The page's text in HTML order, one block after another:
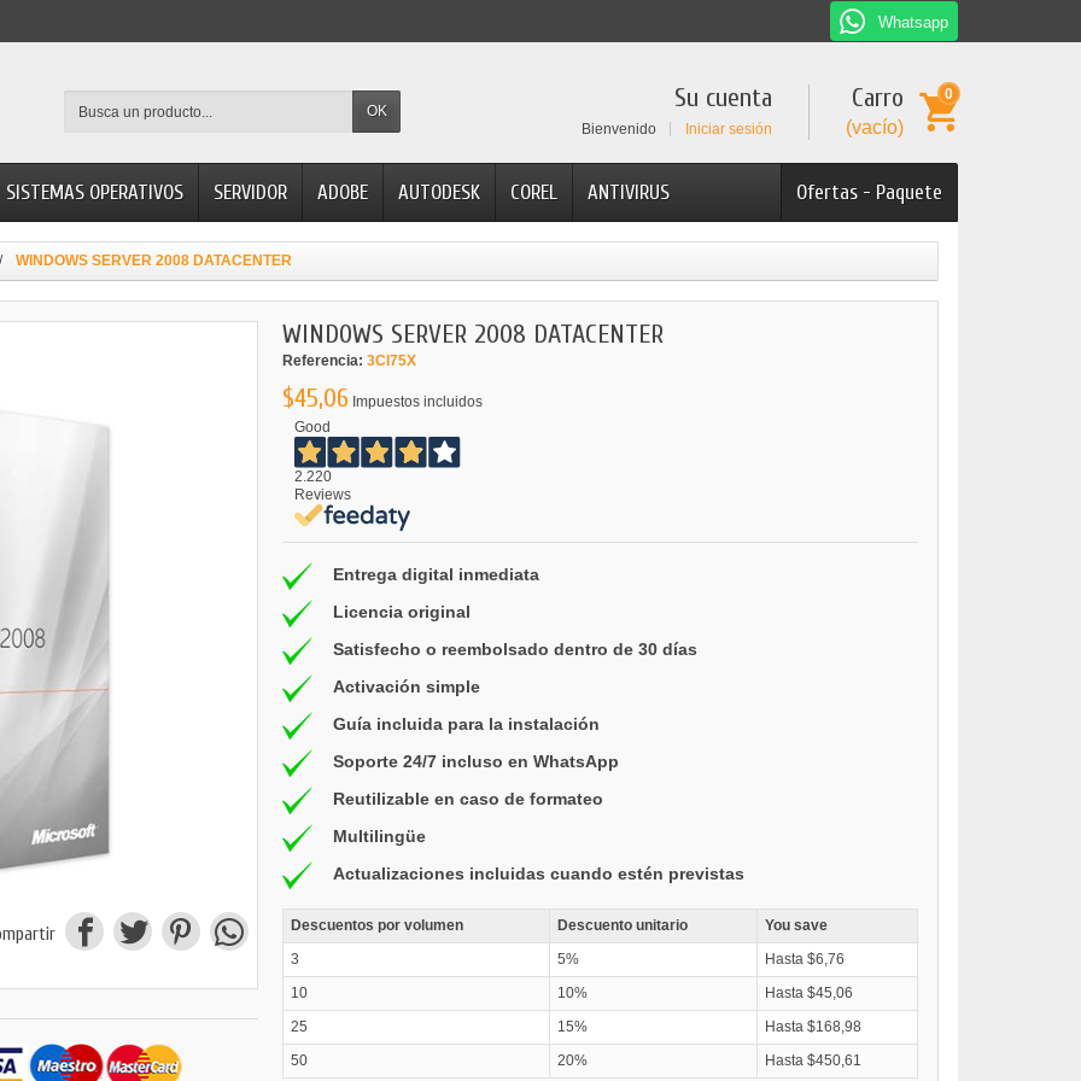
Whatsapp
OK Carro
(vacío)
0
Su cuenta
Bienvenido Iniciar sesión
Ofertas - Paquete
SISTEMAS OPERATIVOS SERVIDOR ADOBE AUTODESK COREL ANTIVIRUS
WINDOWS SERVER 2008 DATACENTER
WINDOWS SERVER 2008 DATACENTER
Referencia: 3CI75X
$45,06 Impuestos incluidos
Good
2.220
Reviews
Entrega digital inmediata
Licencia original
Satisfecho o reembolsado dentro de 30 días
Activación simple
Guía incluida para la instalación
Soporte 24/7 incluso en WhatsApp
Reutilizable en caso de formateo
Multilingüe
Actualizaciones incluidas cuando estén previstas
Descuentos por volumen Descuento unitario
You save
3
5%
Hasta $6,76
10
10%
Hasta $45,06
25
15%
Hasta $168,98
50
20% Hasta $450,61